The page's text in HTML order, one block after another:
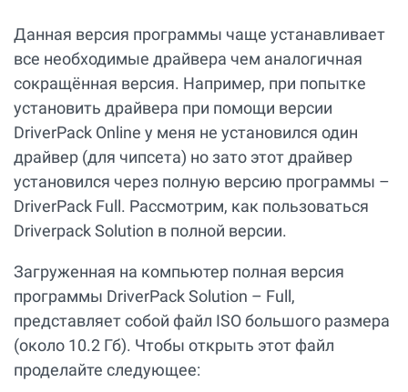
Данная версия программы чаще устанавливает
все необходимые драйвера чем аналогичная
сокращённая версия. Например, при попытке
установить драйвера при помощи версии
DriverPack Online у меня не установился один
драйвер (для чипсета) но зато этот драйвер
установился через полную версию программы –
DriverPack Full. Рассмотрим, как пользоваться
Driverpack Solution в полной версии.
Загруженная на компьютер полная версия
программы DriverPack Solution – Full,
представляет собой файл ISO большого размера
(около 10.2 Гб). Чтобы открыть этот файл
проделайте следующее: